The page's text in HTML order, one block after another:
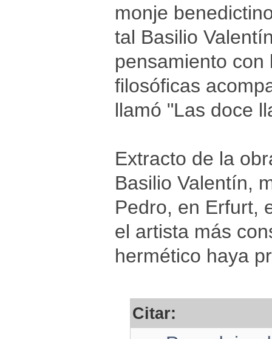
monje
tal Basilio
pensamiento
filosóficas
llamó "Las doce
Extracto de la
Basilio Valentín,
Pedro, en Erfurt,
el artista más
hermético haya
Citar: